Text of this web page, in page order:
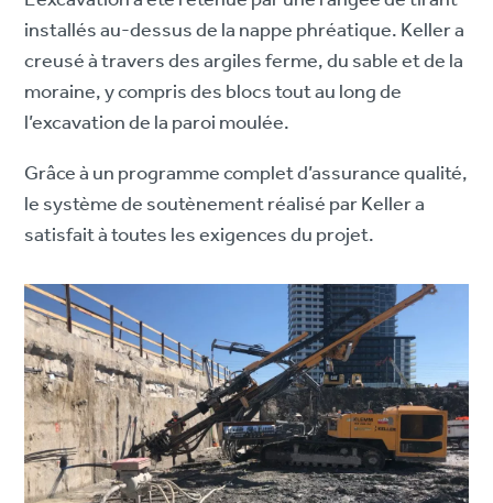
installés au-dessus de la nappe phréatique. Keller a
creusé à travers des argiles ferme, du sable et de la
moraine, y compris des blocs tout au long de
l’excavation de la paroi moulée.
Grâce à un programme complet d’assurance qualité,
le système de soutènement réalisé par Keller a
satisfait à toutes les exigences du projet.